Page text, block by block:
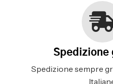
Spedizione
Spedizione sempre